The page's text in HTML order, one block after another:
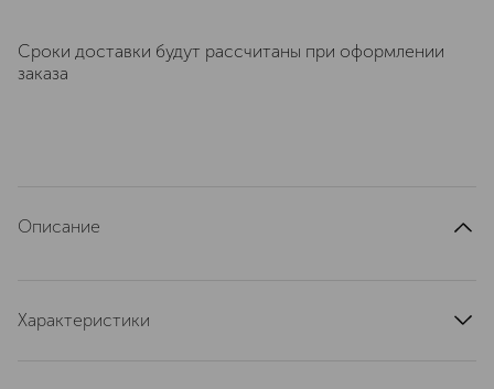
Сроки доставки будут рассчитаны при оформлении
заказа
Описание
Характеристики